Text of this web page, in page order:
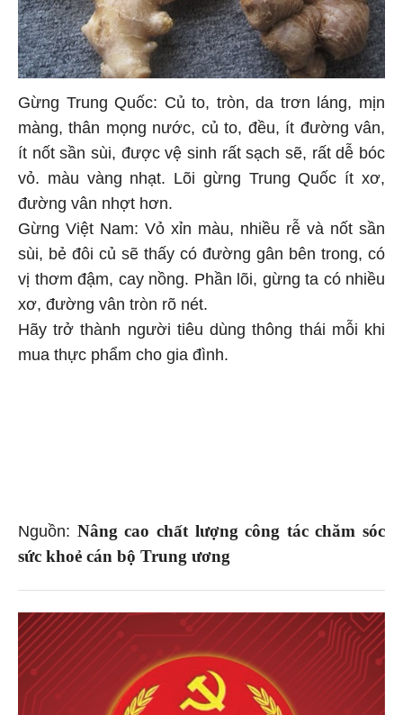
Gừng Trung Quốc: Củ to, tròn, da trơn láng, mịn
màng, thân mọng nước, củ to, đều, ít đường vân,
ít nốt sần sùi, được vệ sinh rất sạch sẽ, rất dễ bóc
vỏ. màu vàng nhạt. Lõi gừng Trung Quốc ít xơ,
đường vân nhợt hơn.
Gừng Việt Nam: Vỏ xỉn màu, nhiều rễ và nốt sần
sùi, bẻ đôi củ sẽ thấy có đường gân bên trong, có
vị thơm đậm, cay nồng. Phần lõi, gừng ta có nhiều
xơ, đường vân tròn rõ nét.
Hãy trở thành người tiêu dùng thông thái mỗi khi
mua thực phẩm cho gia đình.
Nguồn: Nâng cao chất lượng công tác chăm sóc
sức khoẻ cán bộ Trung ương